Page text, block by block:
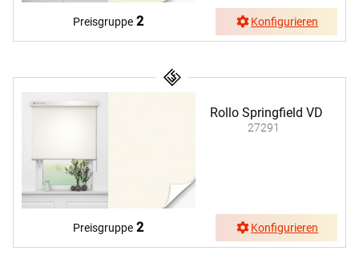
Preisgruppe 2 Konfigurieren
Rollo Springfield VD
27291
Preisgruppe 2 Konfigurieren